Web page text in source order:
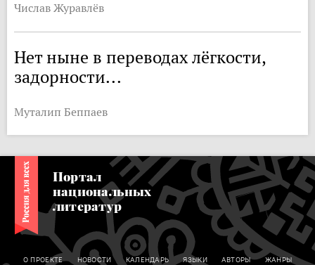
Числав Журавлёв
Нет ныне в переводах лёгкости,
задорности...
Муталип Беппаев
Портал
национальных
литератур
О ПРОЕКТЕ НОВОСТИ КАЛЕНДАРЬ ЯЗЫКИ АВТОРЫ ЖАНРЫ